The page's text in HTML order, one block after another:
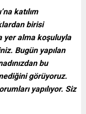
katılım
birisi
yer alma koşuluyla
Bugün yapılan
bu
görüyoruz.
yapılıyor. Siz